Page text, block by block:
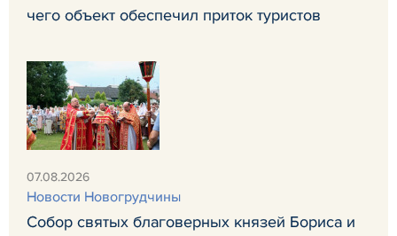
чего объект обеспечил приток туристов
07.08.2026
Новости Новогрудчины
Собор святых благоверных князей Бориса и